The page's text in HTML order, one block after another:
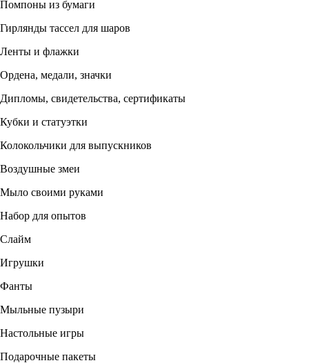
Помпоны из бумаги
Гирлянды тассел для шаров
Ленты и флажки
Ордена, медали, значки
Дипломы, свидетельства, сертификаты
Кубки и статуэтки
Колокольчики для выпускников
Воздушные змеи
Мыло своими руками
Набор для опытов
Слайм
Игрушки
Фанты
Мыльные пузыри
Настольные игры
Подарочные пакеты